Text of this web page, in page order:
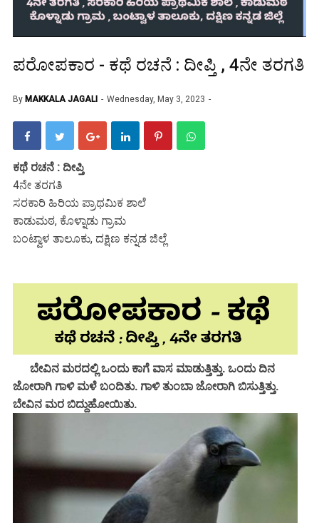
ಪರೋಪಕಾರ - ಕಥೆ ರಚನೆ : ದೀಪ್ತಿ , 4ನೇ ತರಗತಿ
By MAKKALA JAGALI Wednesday, May 3, 2023
ಕಥೆ ರಚನೆ : ದೀಪ್ತಿ
4ನೇ ತರಗತಿ
ಸರಕಾರಿ ಹಿರಿಯ ಪ್ರಾಥಮಿಕ ಶಾಲೆ
ಕಾಡುಮಠ, ಕೊಳ್ನಾಡು ಗ್ರಾಮ
ಬಂಟ್ವಾಳ ತಾಲೂಕು, ದಕ್ಷಿಣ ಕನ್ನಡ ಜಿಲ್ಲೆ
ಬೇವಿನ ಮರದಲ್ಲಿ ಒಂದು ಕಾಗೆ ವಾಸ ಮಾಡುತ್ತಿತ್ತು. ಒಂದು ದಿನ
ಜೋರಾಗಿ ಗಾಳಿ ಮಳೆ ಬಂದಿತು. ಗಾಳಿ ತುಂಬಾ ಜೋರಾಗಿ ಬಿಸುತ್ತಿತ್ತು.
ಬೇವಿನ ಮರ ಬಿದ್ದುಹೋಯಿತು.